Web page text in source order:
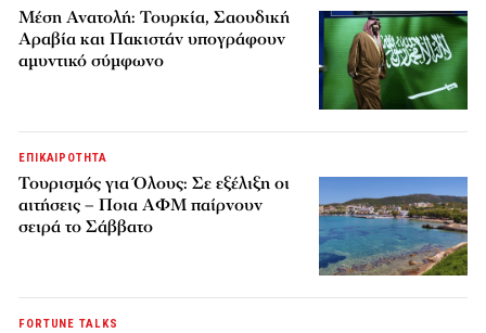
Μέση Ανατολή: Τουρκία, Σαουδική
Αραβία και Πακιστάν υπογράφουν
αμυντικό σύμφωνο
ΕΠΙΚΑΙΡΟΤΗΤΑ
Τουρισμός για Όλους: Σε εξέλιξη οι
αιτήσεις – Ποια ΑΦΜ παίρνουν
σειρά το Σάββατο
FORTUNE TALKS